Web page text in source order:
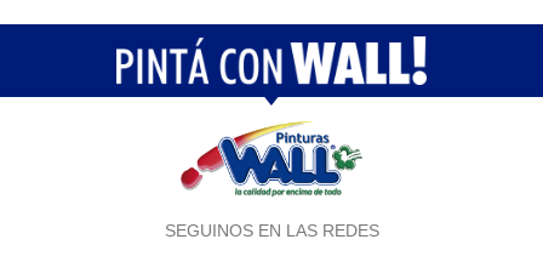
SEGUINOS EN LAS REDES